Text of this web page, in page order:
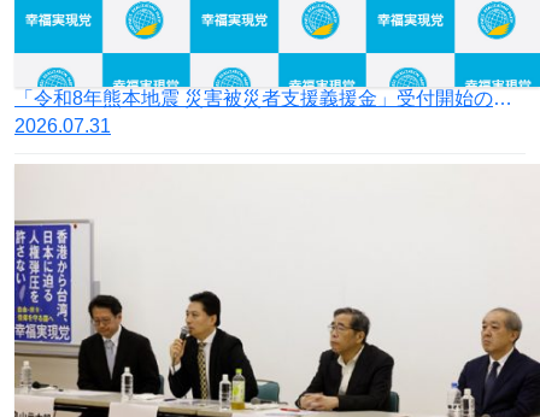
「令和8年熊本地震 災害被災者支援義援金」受付開始のお知らせ
2026.07.31